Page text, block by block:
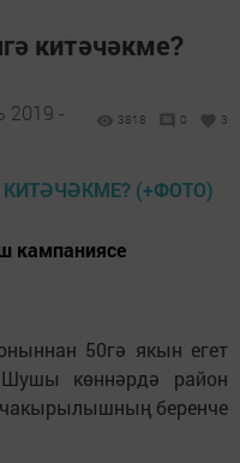
китәчәкме?
2019 -
3818 0 3
кампаниясе
50гә якын егет
көннәрдә район
чакырылышның беренче